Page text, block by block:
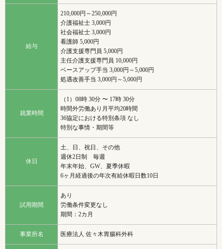
給与
210,000円～250,000円
介護福祉士 3,000円
社会福祉士 3,000円
看護師 5,000円
介護支援専門員 5,000円
主任介護支援専門員 10,000円
ベースアップ手当 3,000円～5,000円
処遇改善手当 3,000円～5,000円
就業時間
（1）08時 30分 〜 17時 30分
時間外労働あり月平均20時間
36協定における特別条項 なし
特別な事情・期間等
休日
土、日、祝日、その他
週休2日制 毎週
年末年始、GW、夏季休暇
6ヶ月経過後の年次有給休暇日数10日
試用期間
あり
労働条件変更なし
期間：2カ月
事業所名 医療法人 佐々木胃腸科外科